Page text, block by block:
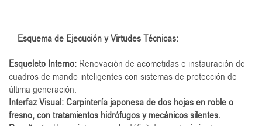
Esquema de Ejecución y Virtudes Técnicas:
Esqueleto Interno: Renovación de acometidas e instauración de
cuadros de mando inteligentes con sistemas de protección de
última generación.
Interfaz Visual: Carpintería japonesa de dos hojas en roble o
fresno, con tratamientos hidrófugos y mecánicos silentes.